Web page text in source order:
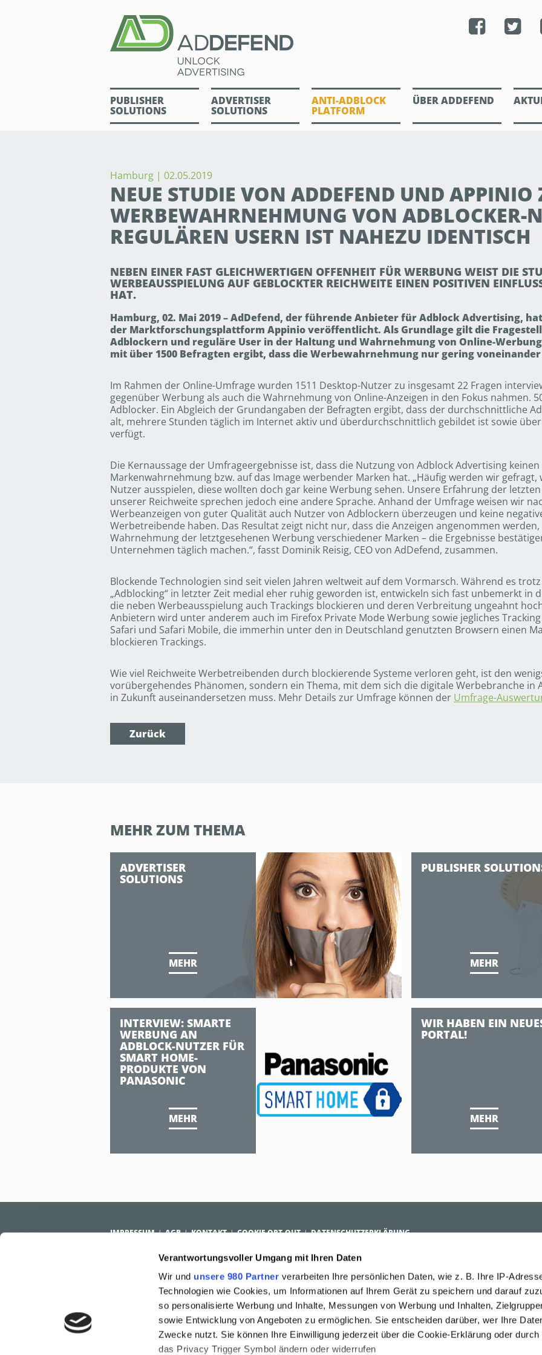
Verantwortungsvoller Umgang mit Ihren Daten
Wir und unsere 980 Partner verarbeiten Ihre persönlichen Daten, wie z. B. Ihre IP-
Technologien wie Cookies, um Informationen auf Ihrem Gerät zu speichern und darauf
so personalisierte Werbung und Inhalte, Messungen von Werbung und Inhalten,
sowie Entwicklung von Angeboten zu ermöglichen. Sie entscheiden darüber, wer Ihre
Zwecke nutzt. Sie können Ihre Einwilligung jederzeit über die Cookie-Erklärung oder
das Privacy Trigger Symbol ändern oder widerrufen
PUBLISHER
SOLUTIONS
ADVERTISER
SOLUTIONS
ANTI-ADBLOCK
PLATFORM
ÜBER ADDEFEND
Hamburg | 02.05.2019
NEUE STUDIE VON ADDEFEND UND APPINIO
WERBEWAHRNEHMUNG VON ADBLOCKER-
REGULÄREN USERN IST NAHEZU IDENTISCH
NEBEN EINER FAST GLEICHWERTIGEN OFFENHEIT FÜR WERBUNG WEIST DIE
WERBEAUSSPIELUNG AUF GEBLOCKTER REICHWEITE EINEN POSITIVEN
HAT.
Hamburg, 02. Mai 2019 – AdDefend, der führende Anbieter für Adblock Advertising,
der Marktforschungsplattform Appinio veröffentlicht. Als Grundlage gilt die
Adblockern und reguläre User in der Haltung und Wahrnehmung von Online-
mit über 1500 Befragten ergibt, dass die Werbewahrnehmung nur gering
Im Rahmen der Online-Umfrage wurden 1511 Desktop-Nutzer zu insgesamt 22 Fragen
gegenüber Werbung als auch die Wahrnehmung von Online-Anzeigen in den Fokus nahmen.
Adblocker. Ein Abgleich der Grundangaben der Befragten ergibt, dass der durchschnittliche
alt, mehrere Stunden täglich im Internet aktiv und überdurchschnittlich gebildet ist sowie
verfügt.
Die Kernaussage der Umfrageergebnisse ist, dass die Nutzung von Adblock Advertising
Markenwahrnehmung bzw. auf das Image werbender Marken hat. „Häufig werden wir
Nutzer ausspielen, diese wollten doch gar keine Werbung sehen. Unsere Erfahrung der
unserer Reichweite sprechen jedoch eine andere Sprache. Anhand der Umfrage weisen wir
Werbeanzeigen von guter Qualität auch Nutzer von Adblockern überzeugen und keine
Werbetreibende haben. Das Resultat zeigt nicht nur, dass die Anzeigen angenommen
Wahrnehmung der letztgesehenen Werbung verschiedener Marken – die Ergebnisse
Unternehmen täglich machen.“, fasst Dominik Reisig, CEO von AdDefend, zusammen.
Blockende Technologien sind seit vielen Jahren weltweit auf dem Vormarsch. Während es
„Adblocking“ in letzter Zeit medial eher ruhig geworden ist, entwickeln sich fast unbemerkt in
die neben Werbeausspielung auch Trackings blockieren und deren Verbreitung ungeahnt
Anbietern wird unter anderem auch im Firefox Private Mode Werbung sowie jegliches Tracking
Safari und Safari Mobile, die immerhin unter den in Deutschland genutzten Browsern einen
blockieren Trackings.
Wie viel Reichweite Werbetreibenden durch blockierende Systeme verloren geht, ist den
vorübergehendes Phänomen, sondern ein Thema, mit dem sich die digitale Werbebranche in
in Zukunft auseinandersetzen muss. Mehr Details zur Umfrage können der Umfrage-
Zurück
MEHR ZUM THEMA
ADVERTISER
SOLUTIONS
MEHR
PUBLISHER
MEHR
INTERVIEW: SMARTE
WERBUNG AN
ADBLOCK-NUTZER FÜR
SMART HOME-
PRODUKTE VON
PANASONIC
MEHR
WIR HABEN EIN
PORTAL!
MEHR
IMPRESSUM AGB KONTAKT COOKIE OPT-OUT DATENSCHUTZERKLÄRUNG
Lösungen für Publisher
Vorteile für Advertiser
Cases
Referenzen
Services
Vorteile der Reichweite
Technologie
Policy
Management
© 2026 AdDefend GmbH. All Rights Reserved